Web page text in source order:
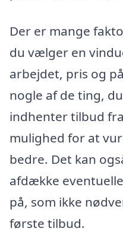
Der er mange
du vælger en
arbejdet, pris og
nogle af de ting,
indhenter tilbud
mulighed for at
bedre. Det kan
afdække
på, som ikke
første tilbud.